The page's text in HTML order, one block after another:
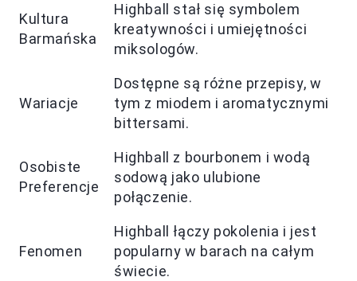
Kultura
Barmańska
Highball stał się symbolem
kreatywności i umiejętności
miksologów.
Wariacje
Dostępne są różne przepisy, w
tym z miodem i aromatycznymi
bittersami.
Osobiste
Preferencje
Highball z bourbonem i wodą
sodową jako ulubione
połączenie.
Fenomen
Highball łączy pokolenia i jest
popularny w barach na całym
świecie.